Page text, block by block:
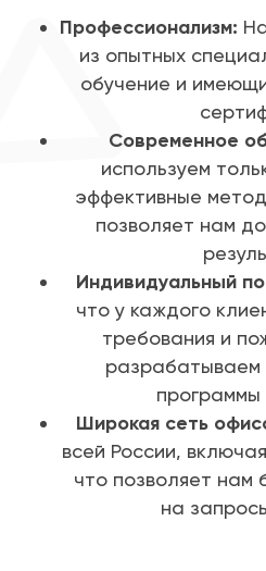
Профессионализм:
из опытных
обучение и
Современное
используем
эффективные
позволяет нам
Индивидуальный
что у каждого
требования и
разрабатываем
программы
Широкая сеть
всей России,
что позволяет нам
на